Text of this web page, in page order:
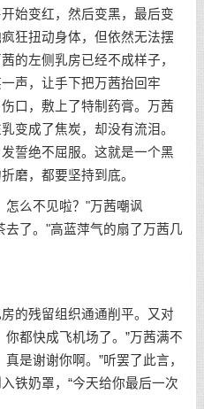
始变红，然后变黑，最后变
狂扭动身体，但依然无法摆
的左侧乳房已经不成样子，
声，让手下把万茜抬回牢
口，敷上了特制药膏。万茜
变成了焦炭，却没有流泪。
誓绝不屈服。这就是一个黑
磨，都要坚持到底。
么不见啦？"万茜嘲讽
了。"高蓝萍气的扇了万茜几
残留组织通通削平。又对
都快成飞机场了。”万茜满不
是谢谢你啊。”听罢了此言，
铁奶罩，“今天给你最后一次